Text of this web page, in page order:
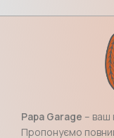
Papa Garage – ваш
Пропонуємо